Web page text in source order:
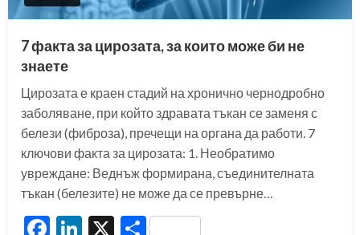
7 факта за цирозата, за които може би не
знаете
Цирозата е краен стадий на хронично чернодробно
заболяване, при който здравата тъкан се заменя с
белези (фиброза), пречещи на органа да работи. 7
ключови факта за цирозата: 1. Необратимо
увреждане: Веднъж формирана, съединителната
тъкан (белезите) не може да се превърне…
Facebook
LinkedIn
X Share